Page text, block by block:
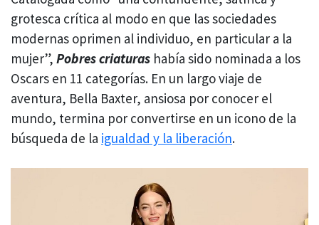
grotesca crítica al modo en que las sociedades
modernas oprimen al individuo, en particular a la
mujer”, Pobres criaturas había sido nominada a los
Oscars en 11 categorías. En un largo viaje de
aventura, Bella Baxter, ansiosa por conocer el
mundo, termina por convertirse en un icono de la
búsqueda de la igualdad y la liberación.